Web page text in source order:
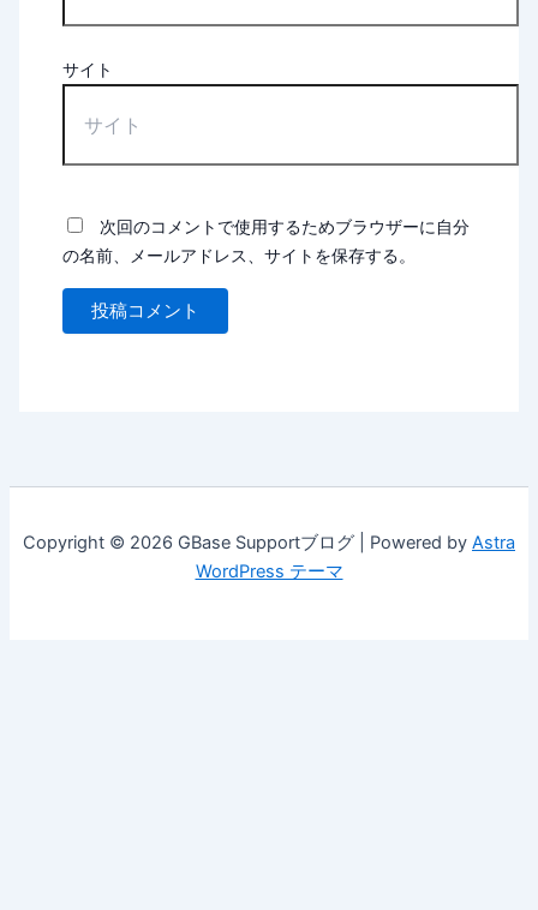
サイト
次回のコメントで使用するためブラウザーに自分
の名前、メールアドレス、サイトを保存する。
Copyright © 2026 GBase Supportブログ | Powered by Astra
WordPress テーマ